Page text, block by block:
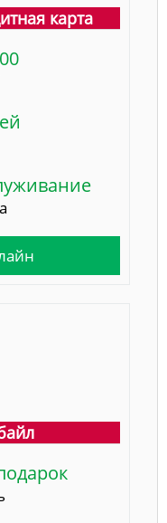
карта